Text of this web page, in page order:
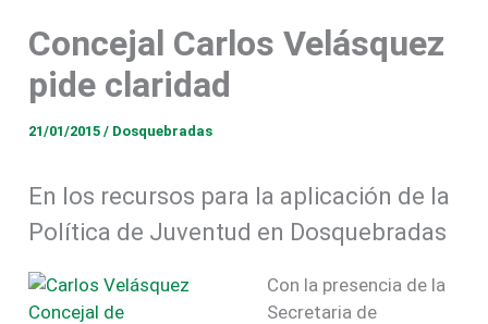
Concejal de Dosquebradas
Concejal Carlos Velásquez
pide claridad
21/01/2015/ Dosquebradas
En los recursos para la aplicación de la
Política de Juventud en Dosquebradas
Con la presencia de la
Secretaria de